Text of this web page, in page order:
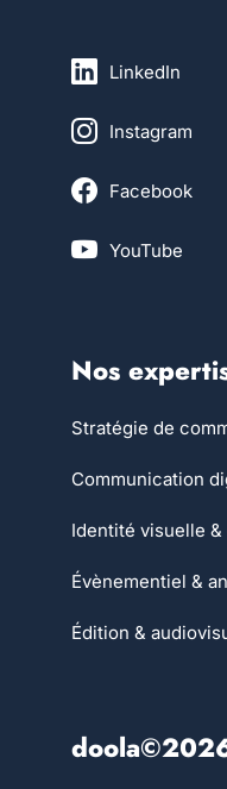
LinkedIn
Instagram
Facebook
YouTube
Nos
Stratégie de
Communication
Identité visuelle &
Évènementiel &
Édition &